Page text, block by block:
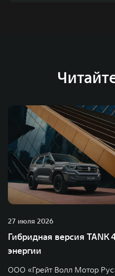
27 июля 2026
Гибридная версия TANK
энергии
ООО «Грейт Волл Мотор